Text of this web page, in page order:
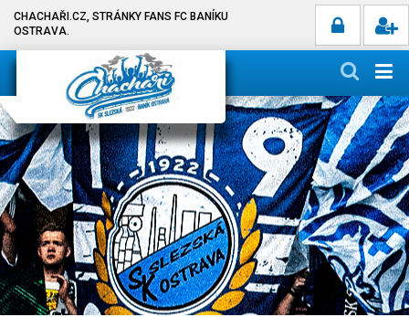
CHACHAŘI.CZ, STRÁNKY FANS FC BANÍKU
OSTRAVA.